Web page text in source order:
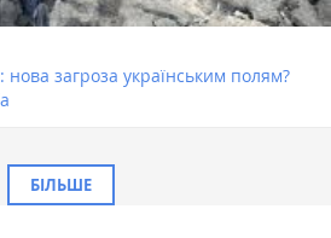
нова загроза українським полям?
БІЛЬШЕ